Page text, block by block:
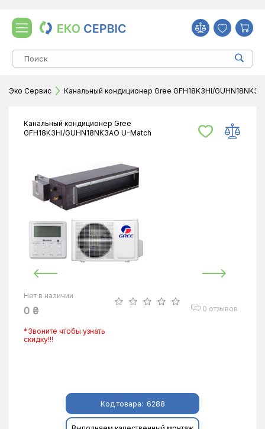
Эко Сервис Канальный кондиционер Gree GFH18K3HI/
Канальный кондиционер Gree
GFH18K3HI/GUHN18NK3AO U-Match
Нет в наличии
0 ₴
*Звоните чтобы узнать
скидку!!!
0 отзывов
Код товара: 6288